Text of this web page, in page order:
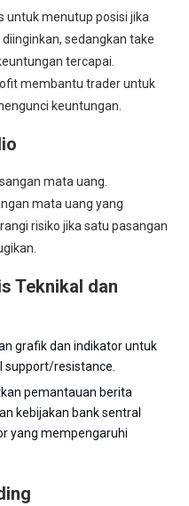
untuk menutup posisi jika
sedangkan take
tercapai.
membantu trader untuk
keuntungan.
mata uang.
mata uang yang
risiko jika satu pasangan
Teknikal dan
grafik dan indikator untuk
support/resistance.
pemantauan berita
kebijakan bank sentral
yang mempengaruhi